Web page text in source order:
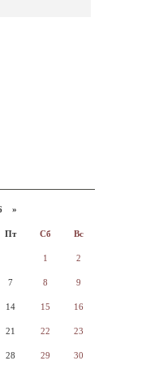
»
Пт Сб Вс
1 2
7 8 9
14 15 16
21 22 23
28 29 30